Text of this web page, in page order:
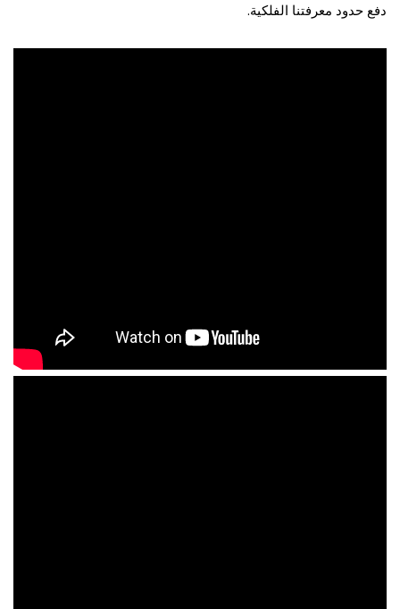
دفع حدود معرفتنا الفلكية.